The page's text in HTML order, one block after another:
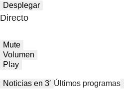
Desplegar
Directo
Mute
Volumen
Play
Noticias en 3′ Últimos programas